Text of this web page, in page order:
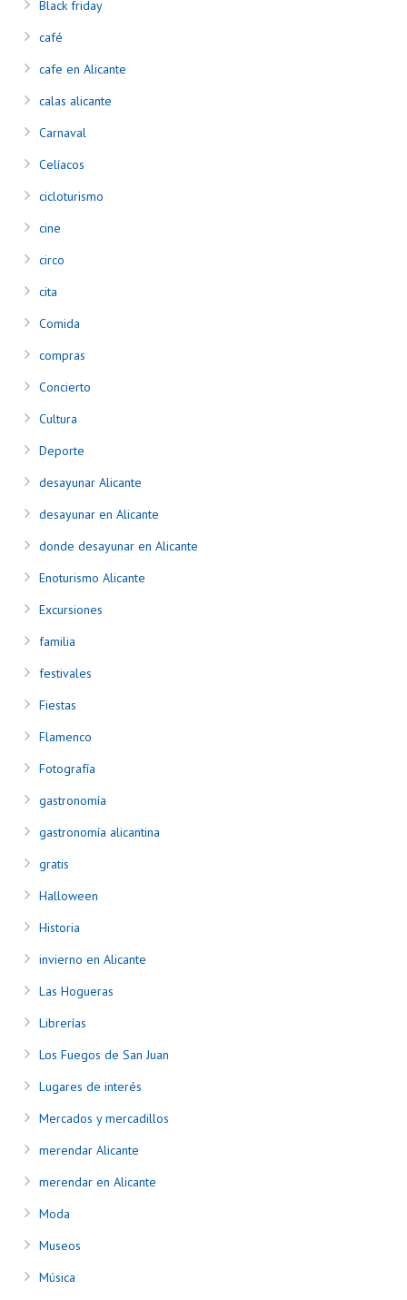
Black friday
café
cafe en Alicante
calas alicante
Carnaval
Celíacos
cicloturismo
cine
circo
cita
Comida
compras
Concierto
Cultura
Deporte
desayunar Alicante
desayunar en Alicante
donde desayunar en Alicante
Enoturismo Alicante
Excursiones
familia
festivales
Fiestas
Flamenco
Fotografía
gastronomía
gastronomía alicantina
gratis
Halloween
Historia
invierno en Alicante
Las Hogueras
Librerías
Los Fuegos de San Juan
Lugares de interés
Mercados y mercadillos
merendar Alicante
merendar en Alicante
Moda
Museos
Música